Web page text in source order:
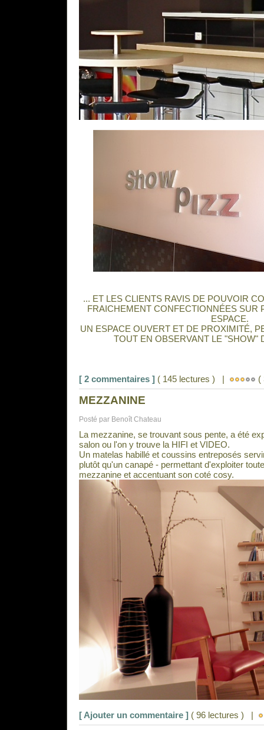
... ET LES CLIENTS RAVIS DE POUVOIR
FRAICHEMENT CONFECTIONNÉES SUR
ESPACE.
UN ESPACE OUVERT ET DE PROXIMITÉ,
TOUT EN OBSERVANT LE "SHOW"
[ 2 commentaires ]( 145 lectures ) | (
MEZZANINE
Posté par Benoît Chateau
La mezzanine, se trouvant sous pente, a été
salon ou l'on y trouve la HIFI et VIDEO.
Un matelas habillé et coussins entreposés
plutôt qu'un canapé - permettant d'exploiter
mezzanine et accentuant son coté cosy.
[ Ajouter un commentaire ]( 96 lectures ) |